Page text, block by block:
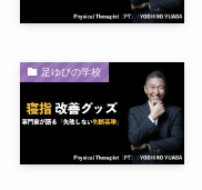
足ゆびの学校